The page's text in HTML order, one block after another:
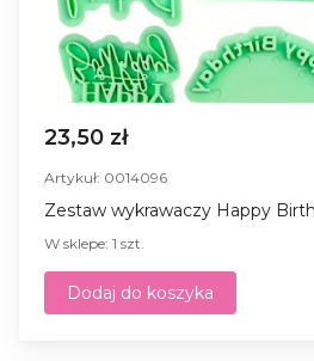
23,50 zł
Artykuł: 0014096
Zestaw wykrawaczy Happy
W sklepe: 1 szt.
Dodaj do koszyka